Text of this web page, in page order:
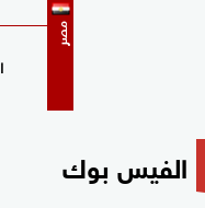
مصر
الفيس بوك